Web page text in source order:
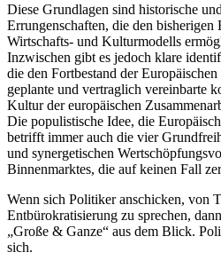
Diese Grundlagen sind historische
Errungenschaften, die den bisherigen
Wirtschafts- und Kulturmodells
Inzwischen gibt es jedoch klare
die den Fortbestand der
geplante und vertraglich vereinbarte
Kultur der europäischen
Die populistische Idee, die
betrifft immer auch die vier
und synergetischen
Binnenmarktes, die auf keinen Fall
Wenn sich Politiker anschicken, von
Entbürokratisierung zu sprechen,
„Große & Ganze“ aus dem Blick.
sich.